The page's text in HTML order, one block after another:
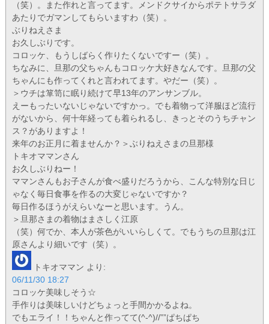
（笑）。また作れと言ってます。メンドクサイからポテトサラダ
あたりでガマンしてもらいますわ（笑）。
ぶりねえさま
お久しぶりです。
コロッケ、もうしばらく作りたくないですー（笑）。
ちなみに、旦那の父ちゃんもコロッケ大好きなんです。旦那の父
ちゃんにも作ってくれと言われてます。やだー（笑）。
＞ウチは箪笥に眠り続けて早13年のアンサンブル。
えーもったいないじゃないですかっ。でも着物って洋服ほど流行
がないから、何十年経っても着られるし、きっとそのうちチャン
ス？がありますよ！
来年のお正月に着ませんか？＞ぶりねえさまの旦那様
トキオママンさん
お久しぶりねー！
ママンさんもお子さんが食べ盛りだろうから、こんな特別な日じ
ゃなく毎日食事を作るの大変じゃないですか？
毎日作るほうがえらいなーと思います。うん。
＞旦那さまの着物はまさしく江原
（笑）何でか、本人が茶色がいいらしくて。でもうちの旦那は江
原さんより細いです（笑）。
トキオママン より:
06/11/30 18:27
コロッケ美味しそう☆
手作りは美味しいけどちょっと手間かかるよね。
でもエライ！！ちゃんと作ってて(^-^)//””ぱちぱち